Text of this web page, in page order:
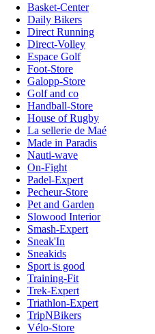
Basket-Center
Daily Bikers
Direct Running
Direct-Volley
Espace Golf
Foot-Store
Galopp-Store
Golf and co
Handball-Store
House of Rugby
La sellerie de Maé
Made in Paradis
Nauti-wave
On-Fight
Padel-Expert
Pecheur-Store
Pet and Garden
Slowood Interior
Smash-Expert
Sneak'In
Sneakids
Sport is good
Training-Fit
Trek-Expert
Triathlon-Expert
TripNBikers
Vélo-Store